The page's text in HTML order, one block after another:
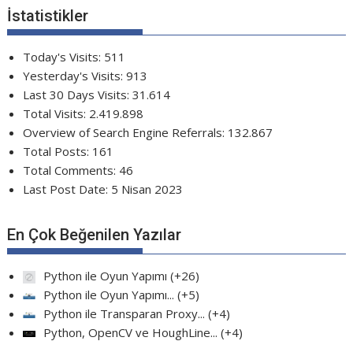
İstatistikler
Today's Visits: 511
Yesterday's Visits:913
Last 30 Days Visits:31.614
Total Visits: 2.419.898
Overview of Search Engine Referrals: 132.867
Total Posts: 161
Total Comments: 46
Last Post Date: 5 Nisan 2023
En Çok Beğenilen Yazılar
Python ile Oyun Yapımı +26
Python ile Oyun Yapımı... +5
Python ile Transparan Proxy... +4
Python, OpenCV ve HoughLine... +4